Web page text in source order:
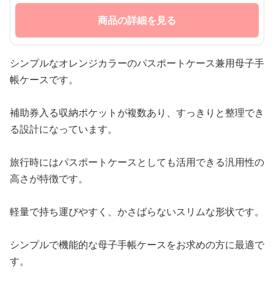
商品の詳細を見る
シンプルなオレンジカラーのパスポートケース兼用母子手
帳ケースです。
補助券入る収納ポケットが複数あり、すっきりと整理でき
る設計になっています。
旅行時にはパスポートケースとしても活用できる汎用性の
高さが特徴です。
軽量で持ち運びやすく、かさばらないスリムな形状です。
シンプルで機能的な母子手帳ケースをお求めの方に最適で
す。